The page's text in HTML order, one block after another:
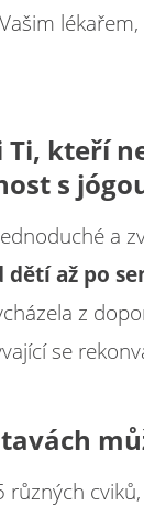
Ti, kteří
s
a
dětí až po
z
se
různých